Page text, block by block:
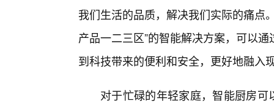
我们生活的品质，解决我们实际的痛点
产品一二三区”的智能解决方案，可以
到科技带来的便利和安全，更好地融入
对于忙碌的年轻家庭，智能厨房